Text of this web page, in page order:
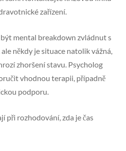
zařízení.
mental breakdown zvládnut s
někdy je situace natolik vážná,
zhoršení stavu. Psycholog
vhodnou terapii, případně
podporu.
při rozhodování, zda je čas